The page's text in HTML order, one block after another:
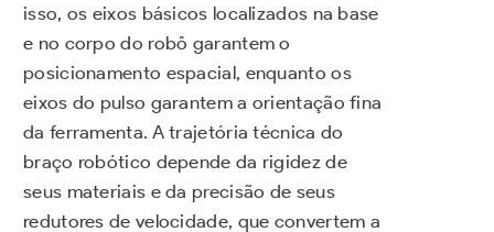
isso, os eixos básicos localizados na base
e no corpo do robô garantem o
posicionamento espacial, enquanto os
eixos do pulso garantem a orientação fina
da ferramenta. A trajetória técnica do
braço robótico depende da rigidez de
seus materiais e da precisão de seus
redutores de velocidade, que convertem a